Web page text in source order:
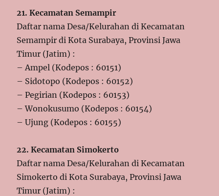
21. Kecamatan Semampir
Daftar nama Desa/Kelurahan di Kecamatan
Semampir di Kota Surabaya, Provinsi Jawa
Timur (Jatim) :
– Ampel (Kodepos : 60151)
– Sidotopo (Kodepos : 60152)
– Pegirian (Kodepos : 60153)
– Wonokusumo (Kodepos : 60154)
– Ujung (Kodepos : 60155)
22. Kecamatan Simokerto
Daftar nama Desa/Kelurahan di Kecamatan
Simokerto di Kota Surabaya, Provinsi Jawa
Timur (Jatim) :